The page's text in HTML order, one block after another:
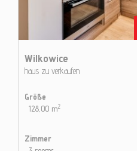
Wilkowice
haus zu verkaufen
Größe
128,00 m2
Zimmer